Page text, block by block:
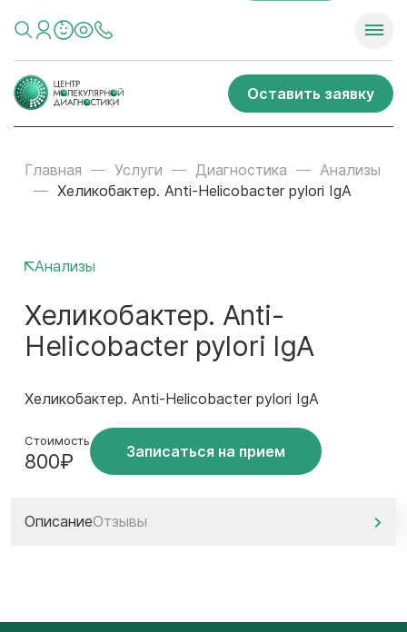
Оставить заявку
Главная Услуги Диагностика
Анализы
Хеликобактер. Anti-Helicobacter pylori IgA
Анализы
Хеликобактер. Anti-
Helicobacter pylori IgA
Хеликобактер. Anti-Helicobacter pylori IgA
Стоимость
800₽ Записаться на прием
ОписаниеОтзывы